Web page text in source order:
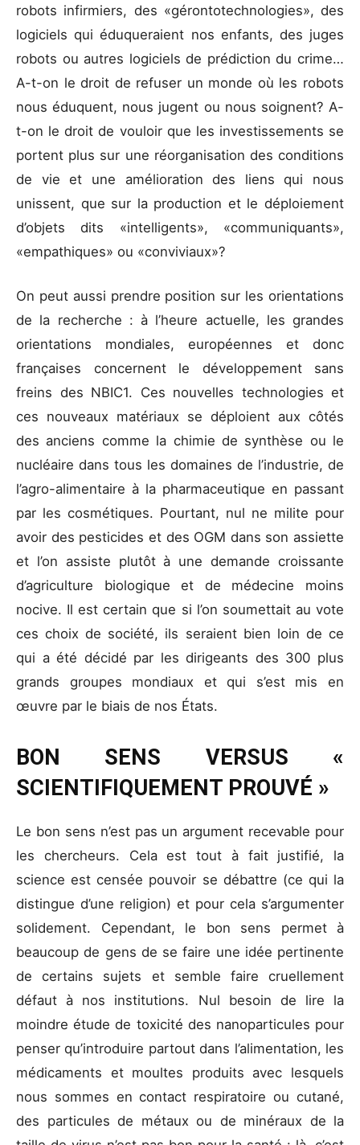
robots infirmiers, des «gérontotechnologies», des
logiciels qui éduqueraient nos enfants, des juges
robots ou autres logiciels de prédiction du crime…
A-t-on le droit de refuser un monde où les robots
nous éduquent, nous jugent ou nous soignent? A-
t-on le droit de vouloir que les investissements se
portent plus sur une réorganisation des conditions
de vie et une amélioration des liens qui nous
unissent, que sur la production et le déploiement
d’objets dits «intelligents», «communiquants»,
«empathiques» ou «conviviaux»?
On peut aussi prendre position sur les orientations
de la recherche : à l’heure actuelle, les grandes
orientations mondiales, européennes et donc
françaises concernent le développement sans
freins des NBIC1. Ces nouvelles technologies et
ces nouveaux matériaux se déploient aux côtés
des anciens comme la chimie de synthèse ou le
nucléaire dans tous les domaines de l’industrie, de
l’agro-alimentaire à la pharmaceutique en passant
par les cosmétiques. Pourtant, nul ne milite pour
avoir des pesticides et des OGM dans son assiette
et l’on assiste plutôt à une demande croissante
d’agriculture biologique et de médecine moins
nocive. Il est certain que si l’on soumettait au vote
ces choix de société, ils seraient bien loin de ce
qui a été décidé par les dirigeants des 300 plus
grands groupes mondiaux et qui s’est mis en
œuvre par le biais de nos États.
BON SENS VERSUS «
SCIENTIFIQUEMENT PROUVÉ »
Le bon sens n’est pas un argument recevable pour
les chercheurs. Cela est tout à fait justifié, la
science est censée pouvoir se débattre (ce qui la
distingue d’une religion) et pour cela s’argumenter
solidement. Cependant, le bon sens permet à
beaucoup de gens de se faire une idée pertinente
de certains sujets et semble faire cruellement
défaut à nos institutions. Nul besoin de lire la
moindre étude de toxicité des nanoparticules pour
penser qu’introduire partout dans l’alimentation, les
médicaments et moultes produits avec lesquels
nous sommes en contact respiratoire ou cutané,
des particules de métaux ou de minéraux de la